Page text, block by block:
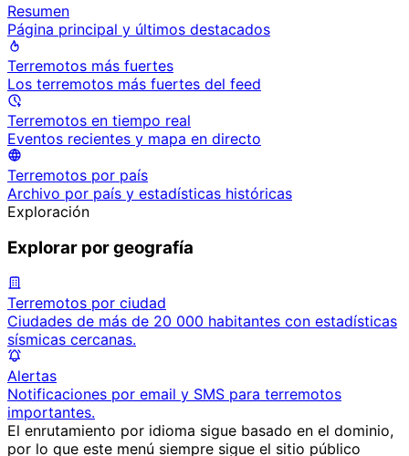
Resumen
Página principal y últimos destacados
Terremotos más fuertes
Los terremotos más fuertes del feed
Terremotos en tiempo real
Eventos recientes y mapa en directo
Terremotos por país
Archivo por país y estadísticas históricas
Exploración
Explorar por geografía
Terremotos por ciudad
Ciudades de más de 20 000 habitantes con estadísticas
sísmicas cercanas.
Alertas
Notificaciones por email y SMS para terremotos
importantes.
El enrutamiento por idioma sigue basado en el dominio,
por lo que este menú siempre sigue el sitio público